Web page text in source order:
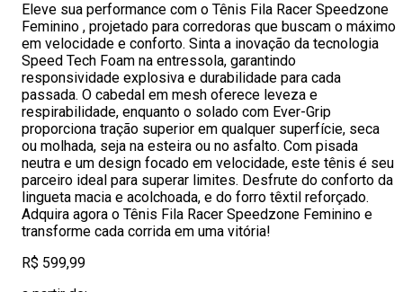
Eleve sua performance com o Tênis Fila Racer Speedzone
Feminino , projetado para corredoras que buscam o máximo
em velocidade e conforto. Sinta a inovação da tecnologia
Speed Tech Foam na entressola, garantindo
responsividade explosiva e durabilidade para cada
passada. O cabedal em mesh oferece leveza e
respirabilidade, enquanto o solado com Ever-Grip
proporciona tração superior em qualquer superfície, seca
ou molhada, seja na esteira ou no asfalto. Com pisada
neutra e um design focado em velocidade, este tênis é seu
parceiro ideal para superar limites. Desfrute do conforto da
lingueta macia e acolchoada, e do forro têxtil reforçado.
Adquira agora o Tênis Fila Racer Speedzone Feminino e
transforme cada corrida em uma vitória!
R$ 599,99